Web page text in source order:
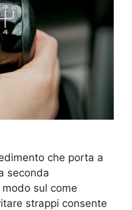
che porta a
seconda
sul come
strappi consente